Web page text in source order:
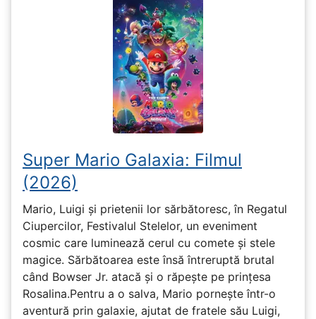
Super Mario Galaxia: Filmul
(2026)
Mario, Luigi și prietenii lor sărbătoresc, în Regatul
Ciupercilor, Festivalul Stelelor, un eveniment
cosmic care luminează cerul cu comete și stele
magice. Sărbătoarea este însă întreruptă brutal
când Bowser Jr. atacă și o răpește pe prinţesa
Rosalina.Pentru a o salva, Mario pornește într-o
aventură prin galaxie, ajutat de fratele său Luigi,